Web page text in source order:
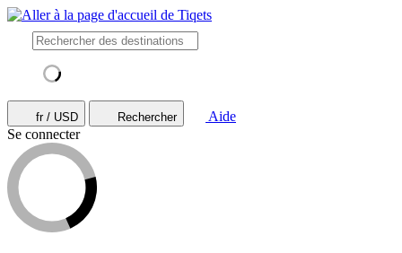
fr / USD Rechercher
Aide
Se connecter